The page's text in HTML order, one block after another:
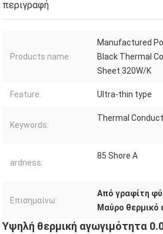
περιγραφή
Products name:
Manufactured
Black Thermal
Sheet 320W/K
Feature: Ultra-thin type
Keywords:
Thermal
ardness:
85 Shore A
Επισημαίνω:
Από γραφίτη
Μαύρο θερμικό
Υψηλή θερμική αγωγιμότητα